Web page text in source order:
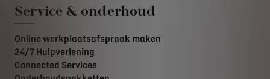
Service & onderhoud
Online werkplaatsafspraak maken
24/7 Hulpverlening
Connected Services